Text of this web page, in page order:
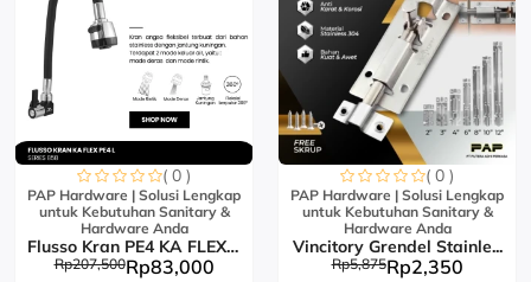
( 0 )
PAP Hardware | Solusi Lengkap
untuk Kebutuhan Sanitary &
Hardware Anda
Flusso Kran PE4 KA FLEX L...
Rp207,500Rp83,000
( 0 )
PAP Hardware | Solusi Lengkap
untuk Kebutuhan Sanitary &
Hardware Anda
Vincitory Grendel Stainle...
Rp5,875Rp2,350